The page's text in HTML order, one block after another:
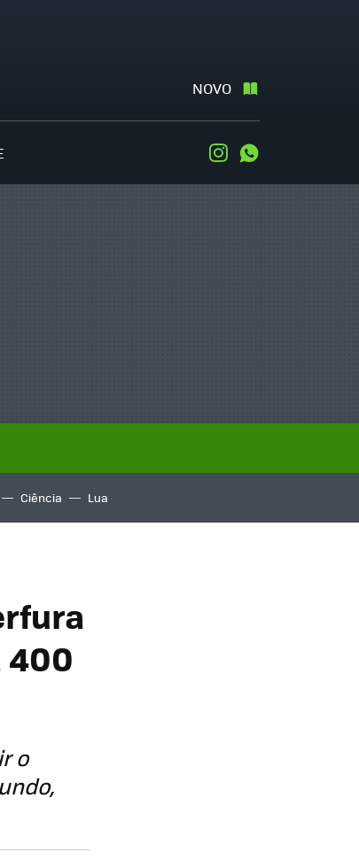
NOVO
Instagram
Ciência Lua
400
o